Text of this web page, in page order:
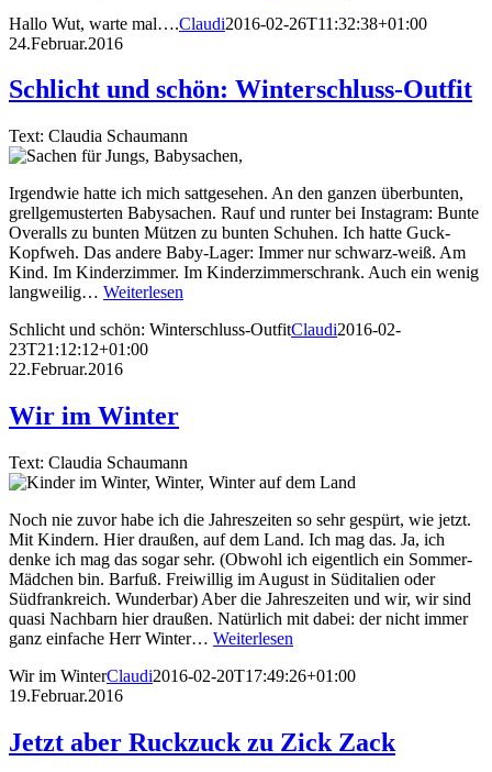
Hallo Wut, warte mal….Claudi2016-02-26T11:32:38+01:00
24.Februar.2016
Schlicht und schön: Winterschluss-Outfit
Text: Claudia Schaumann
Irgendwie hatte ich mich sattgesehen. An den ganzen überbunten,
grellgemusterten Babysachen. Rauf und runter bei Instagram: Bunte
Overalls zu bunten Mützen zu bunten Schuhen. Ich hatte Guck-
Kopfweh. Das andere Baby-Lager: Immer nur schwarz-weiß. Am
Kind. Im Kinderzimmer. Im Kinderzimmerschrank. Auch ein wenig
langweilig… Weiterlesen
Schlicht und schön: Winterschluss-OutfitClaudi2016-02-
23T21:12:12+01:00
22.Februar.2016
Wir im Winter
Text: Claudia Schaumann
Noch nie zuvor habe ich die Jahreszeiten so sehr gespürt, wie jetzt.
Mit Kindern. Hier draußen, auf dem Land. Ich mag das. Ja, ich
denke ich mag das sogar sehr. (Obwohl ich eigentlich ein Sommer-
Mädchen bin. Barfuß. Freiwillig im August in Süditalien oder
Südfrankreich. Wunderbar) Aber die Jahreszeiten und wir, wir sind
quasi Nachbarn hier draußen. Natürlich mit dabei: der nicht immer
ganz einfache Herr Winter… Weiterlesen
Wir im WinterClaudi2016-02-20T17:49:26+01:00
19.Februar.2016
Jetzt aber Ruckzuck zu Zick Zack